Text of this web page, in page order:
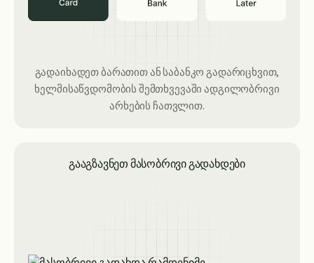
გადაიხადეთ ბარათით ან საბანკო გადარიცხვით,
ხელმისაწვდომობის შემთხვევაში ადგილობრივი
არხების ჩათვლით.
გააგზავნეთ მასობრივი გადახდები